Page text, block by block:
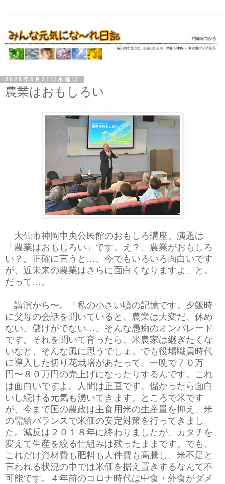
2025年5月21日水曜日
農業はおもしろい
大仙市神岡中央公民館のおもしろ講座。演題は
「農業はおもしろい」です。え？、農業がおもしろ
い？。正確に言うと…、今でもいろいろ面白いです
が、近未来の農業はさらに面白くなりますよ、と。
だって…。
講演から〜。「私の小さい頃の記憶です。夕飯時
に父母の会話を聞いていると、農業は大変だ、休め
ない、儲けがでない…、そんな愚痴のオンパレード
です。それを聞いて育ったら、米農家は継ぎたくな
いなと、そんな風に思うでしょ。でも役場職員時代
に導入した切り花栽培があたって、一晩で７０万
円〜８０万円の売上げになったりするんです。これ
は面白いですよ。人間は正直です。儲かったら面白
いし続ける元気も湧いてきます。ところで米です
が、今まで国の農政は主食用米の生産量を抑え、米
の需給バランスで米価の安定対策を行ってきまし
た。減反は２０１８年に終わりましたが、カタチを
変えて生産を絞る仕組みは残ったままです。でも、
これだけ資材費も肥料も人件費も高騰し、米不足と
言われる状況の中では米価を据え置きするなんて不
可能です。４年前のコロナ時代は中食・外食がダメ